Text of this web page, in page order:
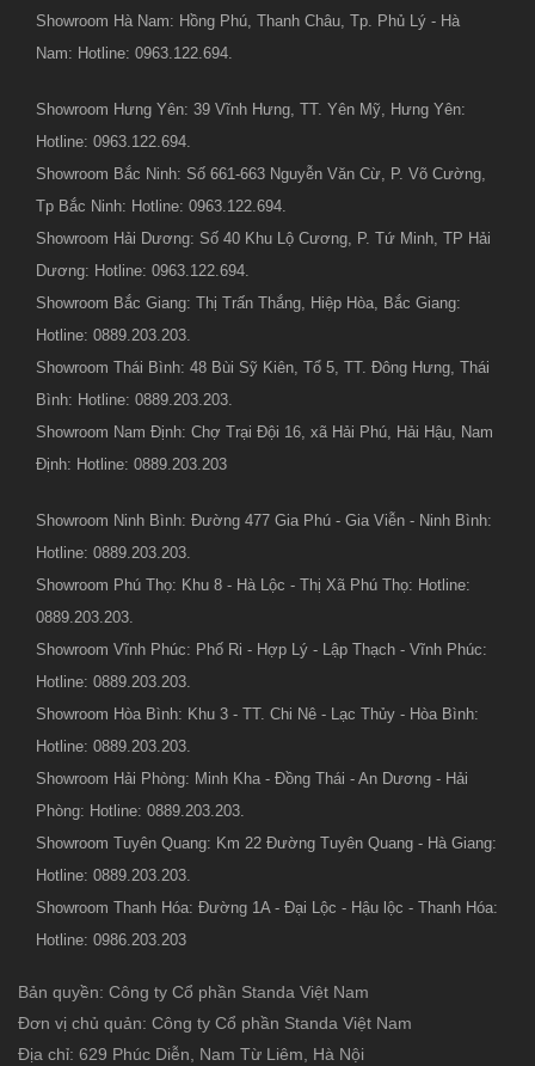
Showroom Hà Nam: Hồng Phú, Thanh Châu, Tp. Phủ Lý - Hà
Nam: Hotline: 0963.122.694.
Showroom Hưng Yên: 39 Vĩnh Hưng, TT. Yên Mỹ, Hưng Yên:
Hotline: 0963.122.694.
Showroom Bắc Ninh: Số 661-663 Nguyễn Văn Cừ, P. Võ Cường,
Tp Bắc Ninh: Hotline: 0963.122.694.
Showroom Hải Dương: Số 40 Khu Lộ Cương, P. Tứ Minh, TP Hải
Dương: Hotline: 0963.122.694.
Showroom Bắc Giang: Thị Trấn Thắng, Hiệp Hòa, Bắc Giang:
Hotline: 0889.203.203.
Showroom Thái Bình: 48 Bùi Sỹ Kiên, Tổ 5, TT. Đông Hưng, Thái
Bình: Hotline: 0889.203.203.
Showroom Nam Định: Chợ Trại Đội 16, xã Hải Phú, Hải Hậu, Nam
Định: Hotline: 0889.203.203
Showroom Ninh Bình: Đường 477 Gia Phú - Gia Viễn - Ninh Bình:
Hotline: 0889.203.203.
Showroom Phú Thọ: Khu 8 - Hà Lộc - Thị Xã Phú Thọ: Hotline:
0889.203.203.
Showroom Vĩnh Phúc: Phố Ri - Hợp Lý - Lập Thạch - Vĩnh Phúc:
Hotline: 0889.203.203.
Showroom Hòa Bình: Khu 3 - TT. Chi Nê - Lạc Thủy - Hòa Bình:
Hotline: 0889.203.203.
Showroom Hải Phòng: Minh Kha - Đồng Thái - An Dương - Hải
Phòng: Hotline: 0889.203.203.
Showroom Tuyên Quang: Km 22 Đường Tuyên Quang - Hà Giang:
Hotline: 0889.203.203.
Showroom Thanh Hóa: Đường 1A - Đại Lộc - Hậu lộc - Thanh Hóa:
Hotline: 0986.203.203
Bản quyền: Công ty Cổ phần Standa Việt Nam
Đơn vị chủ quản: Công ty Cổ phần Standa Việt Nam
Địa chỉ: 629 Phúc Diễn, Nam Từ Liêm, Hà Nội